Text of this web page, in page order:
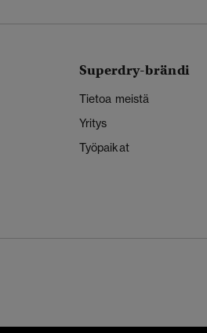
Superdry-brändi
Tietoa meistä
Yritys
Työpaikat